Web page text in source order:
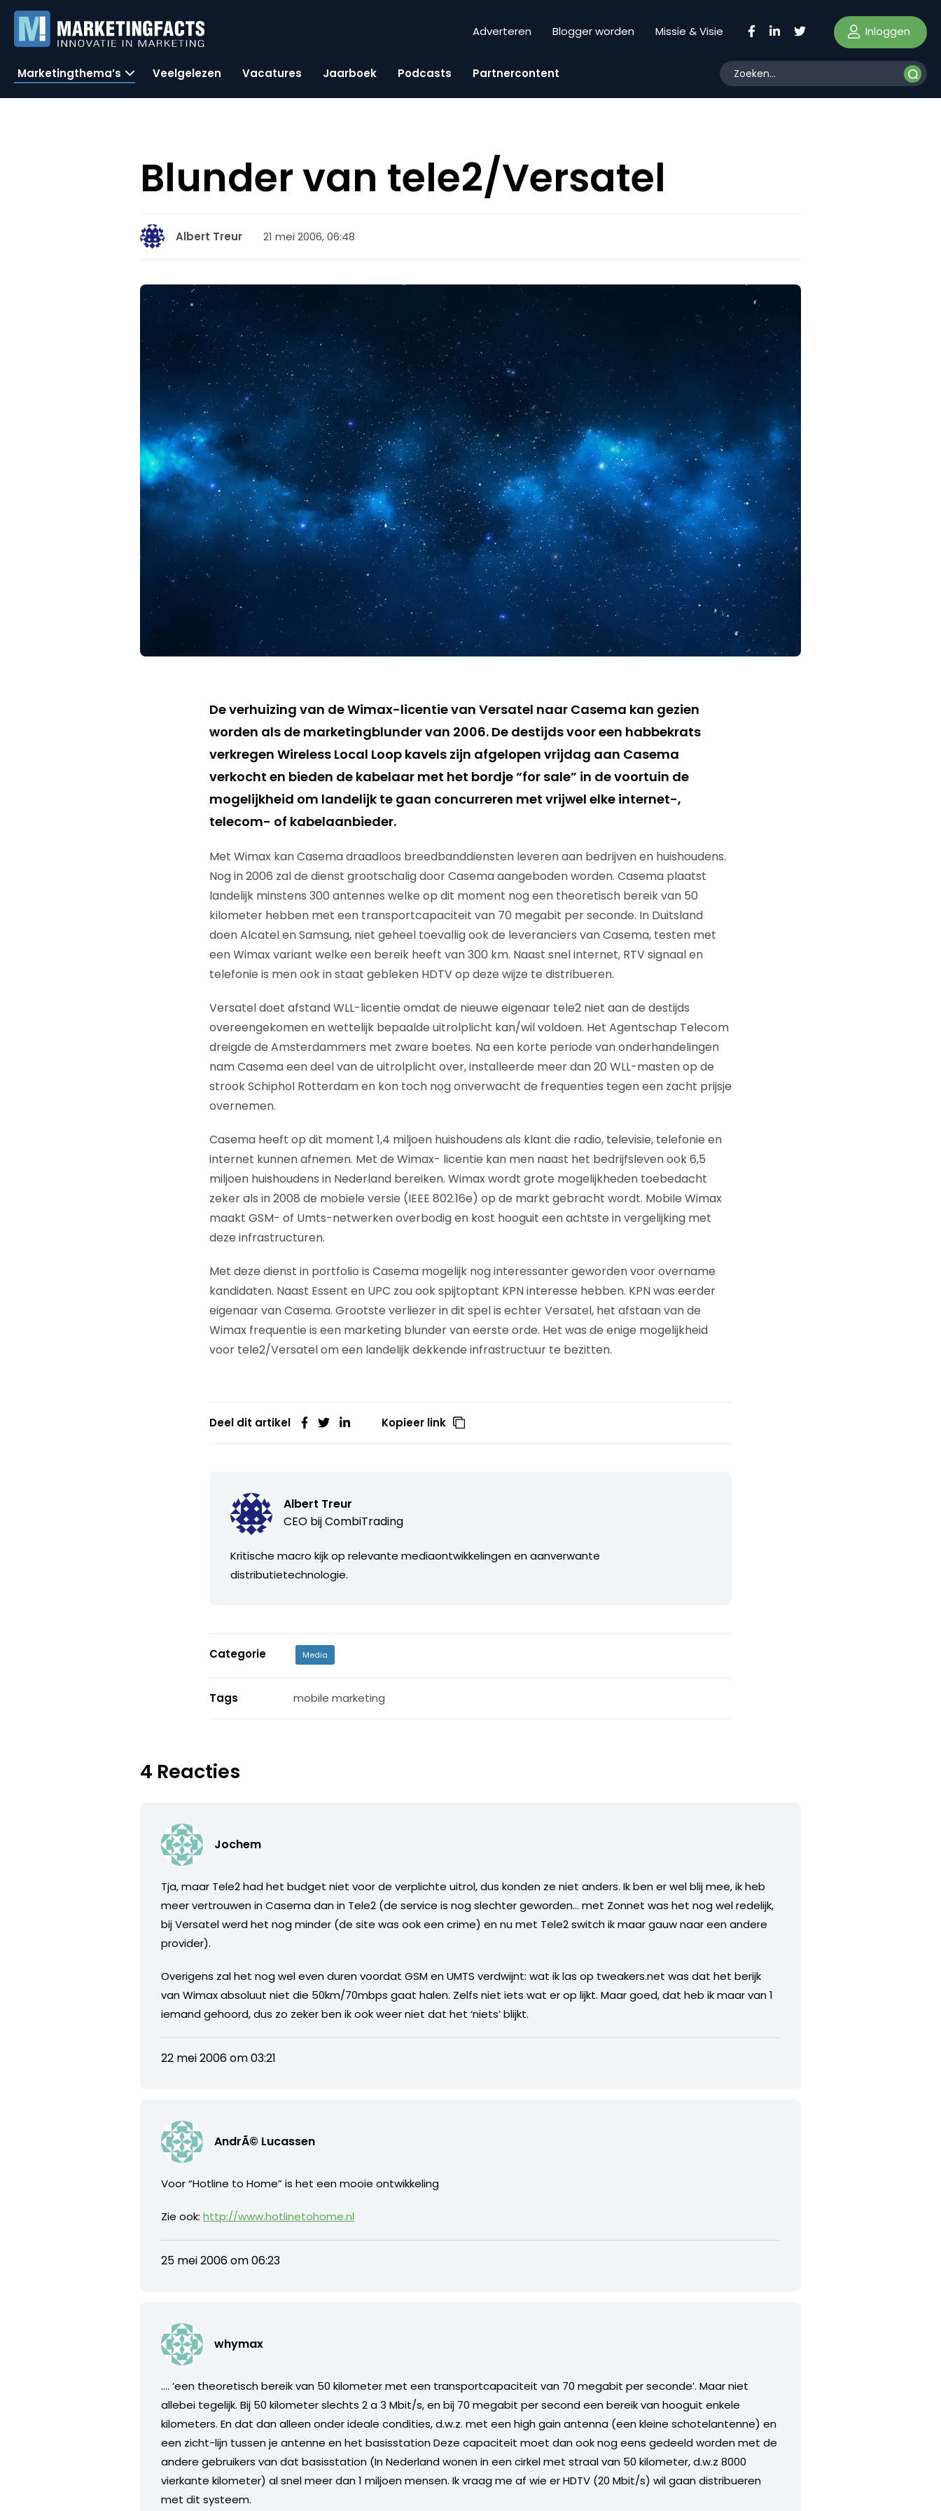
Adverteren Blogger worden Missie & Visie Inloggen
Marketingthema’s Veelgelezen Vacatures Jaarboek Podcasts Partnercontent
Blunder van tele2/Versatel
Albert Treur 21 mei 2006, 06:48
De verhuizing van de Wimax-licentie van Versatel naar Casema kan gezien
worden als de marketingblunder van 2006. De destijds voor een habbekrats
verkregen Wireless Local Loop kavels zijn afgelopen vrijdag aan Casema
verkocht en bieden de kabelaar met het bordje “for sale” in de voortuin de
mogelijkheid om landelijk te gaan concurreren met vrijwel elke internet-,
telecom- of kabelaanbieder.
Met Wimax kan Casema draadloos breedbanddiensten leveren aan bedrijven en huishoudens.
Nog in 2006 zal de dienst grootschalig door Casema aangeboden worden. Casema plaatst
landelijk minstens 300 antennes welke op dit moment nog een theoretisch bereik van 50
kilometer hebben met een transportcapaciteit van 70 megabit per seconde. In Duitsland
doen Alcatel en Samsung, niet geheel toevallig ook de leveranciers van Casema, testen met
een Wimax variant welke een bereik heeft van 300 km. Naast snel internet, RTV signaal en
telefonie is men ook in staat gebleken HDTV op deze wijze te distribueren.
Versatel doet afstand WLL-licentie omdat de nieuwe eigenaar tele2 niet aan de destijds
overeengekomen en wettelijk bepaalde uitrolplicht kan/wil voldoen. Het Agentschap Telecom
dreigde de Amsterdammers met zware boetes. Na een korte periode van onderhandelingen
nam Casema een deel van de uitrolplicht over, installeerde meer dan 20 WLL-masten op de
strook Schiphol Rotterdam en kon toch nog onverwacht de frequenties tegen een zacht prijsje
overnemen.
Casema heeft op dit moment 1,4 miljoen huishoudens als klant die radio, televisie, telefonie en
internet kunnen afnemen. Met de Wimax- licentie kan men naast het bedrijfsleven ook 6,5
miljoen huishoudens in Nederland bereiken. Wimax wordt grote mogelijkheden toebedacht
zeker als in 2008 de mobiele versie (IEEE 802.16e) op de markt gebracht wordt. Mobile Wimax
maakt GSM- of Umts-netwerken overbodig en kost hooguit een achtste in vergelijking met
deze infrastructuren.
Met deze dienst in portfolio is Casema mogelijk nog interessanter geworden voor overname
kandidaten. Naast Essent en UPC zou ook spijtoptant KPN interesse hebben. KPN was eerder
eigenaar van Casema. Grootste verliezer in dit spel is echter Versatel, het afstaan van de
Wimax frequentie is een marketing blunder van eerste orde. Het was de enige mogelijkheid
voor tele2/Versatel om een landelijk dekkende infrastructuur te bezitten.
Deel dit artikel Kopieer link
Albert Treur
CEO bijCombiTrading
Kritische macro kijk op relevante mediaontwikkelingen en aanverwante
distributietechnologie.
Categorie Media
Tags mobile marketing
4 Reacties
Jochem
Tja, maar Tele2 had het budget niet voor de verplichte uitrol, dus konden ze niet anders. Ik ben er wel blij mee, ik heb
meer vertrouwen in Casema dan in Tele2 (de service is nog slechter geworden… met Zonnet was het nog wel redelijk,
bij Versatel werd het nog minder (de site was ook een crime) en nu met Tele2 switch ik maar gauw naar een andere
provider).
Overigens zal het nog wel even duren voordat GSM en UMTS verdwijnt: wat ik las op tweakers.net was dat het berijk
van Wimax absoluut niet die 50km/70mbps gaat halen. Zelfs niet iets wat er op lijkt. Maar goed, dat heb ik maar van 1
iemand gehoord, dus zo zeker ben ik ook weer niet dat het ‘niets’ blijkt.
22 mei 2006 om 03:21
AndrÃ© Lucassen
Voor “Hotline to Home” is het een mooie ontwikkeling
Zie ook:http://www.hotlinetohome.nl
25 mei 2006 om 06:23
whymax
…. ‘een theoretisch bereik van 50 kilometer met een transportcapaciteit van 70 megabit per seconde’. Maar niet
allebei tegelijk. Bij 50 kilometer slechts 2 a 3 Mbit/s, en bij 70 megabit per second een bereik van hooguit enkele
kilometers. En dat dan alleen onder ideale condities, d.w.z. met een high gain antenna (een kleine schotelantenne) en
een zicht-lijn tussen je antenne en het basisstation Deze capaciteit moet dan ook nog eens gedeeld worden met de
andere gebruikers van dat basisstation (In Nederland wonen in een cirkel met straal van 50 kilometer, d.w.z 8000
vierkante kilometer) al snel meer dan 1 miljoen mensen. Ik vraag me af wie er HDTV (20 Mbit/s) wil gaan distribueren
met dit systeem.